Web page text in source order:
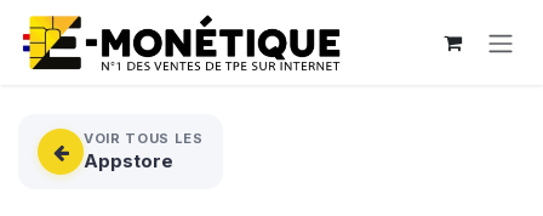
Se rendre au contenu
VOIR TOUS LES
Appstore